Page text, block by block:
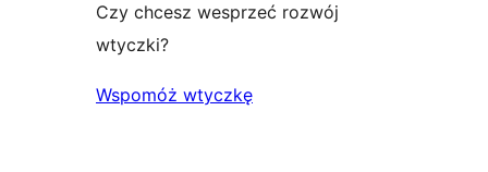
Czy chcesz wesprzeć rozwój
wtyczki?
Wspomóż wtyczkę